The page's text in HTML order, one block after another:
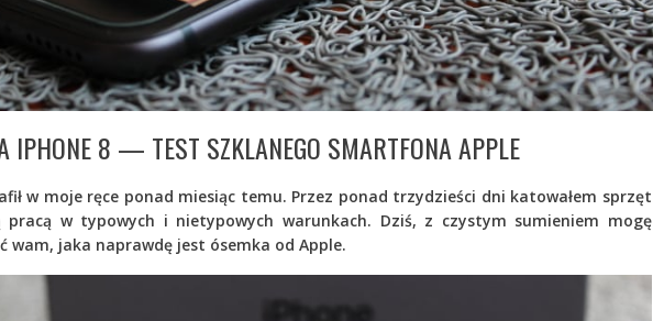
IPHONE 8 — TEST SZKLANEGO SMARTFONA APPLE
w moje ręce ponad miesiąc temu. Przez ponad trzydzieści dni katowałem sprzęt
pracą w typowych i nietypowych warunkach. Dziś, z czystym sumieniem mogę
wam, jaka naprawdę jest ósemka od Apple.